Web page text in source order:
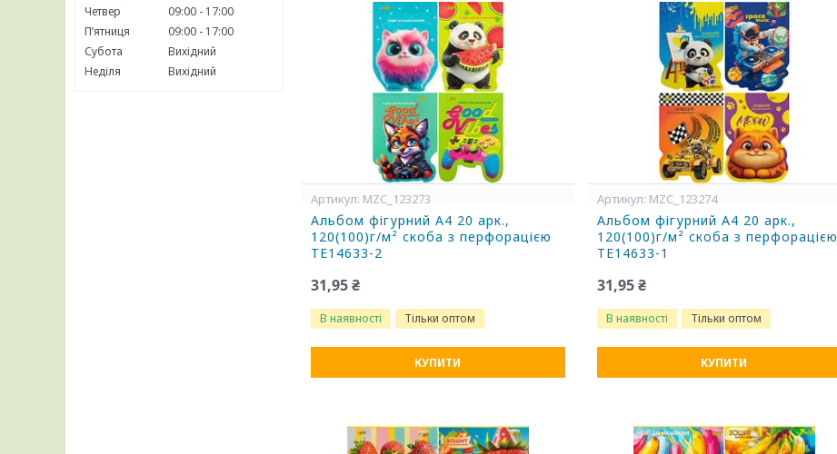
Четвер
09:00
17:00
Пʼятниця
09:00
17:00
Субота
Вихідний
Неділя
Вихідний
MZC_123273
Альбом фігурний А4 20 арк.,
120(100)г/м² скоба з перфорацією
ТЕ14633-2
31,95 ₴
В наявності Тільки оптом
КУПИТИ
MZC_123274
Альбом фігурний А4 20 арк.,
120(100)г/м² скоба з перфорацією
ТЕ14633-1
31,95 ₴
В наявності Тільки оптом
КУПИТИ